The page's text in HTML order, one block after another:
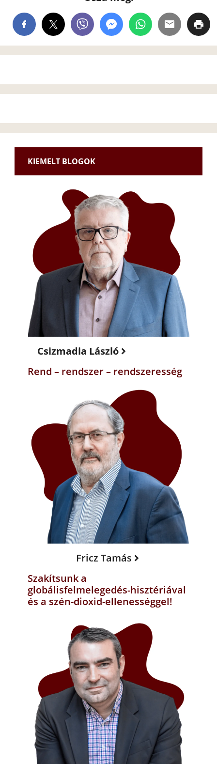
KIEMELT BLOGOK
Csizmadia László
Rend – rendszer – rendszeresség
Fricz Tamás
Szakítsunk a
globálisfelmelegedés-hisztériával
és a szén-dioxid-ellenességgel!